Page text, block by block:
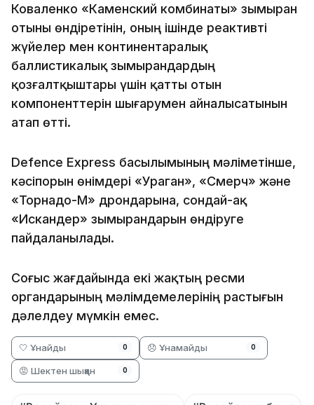
Коваленко «Каменский комбинаты» зымыран
отыны өндіретінін, оның ішінде реактивті
жүйелер мен континентаралық
баллистикалық зымырандардың
қозғалтқыштары үшін қатты отын
компоненттерін шығарумен айналысатынын
атап өтті.
Defence Express басылымының мәліметінше,
кәсіпорын өнімдері «Ураган», «Смерч» және
«Торнадо-М» дрондарына, сондай-ақ
«Искандер» зымырандарын өндіруге
пайдаланылады.
Соғыс жағдайында екі жақтың ресми
органдарының мәлімдемелерінің растығын
дәлелдеу мүмкін емес.
🤍 Ұнайды 0 😞 Ұнамайды 0
😡 Шектен шыққан 0